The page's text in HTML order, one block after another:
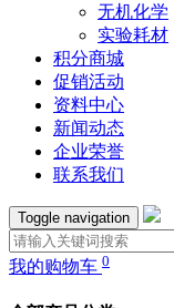
无机化学
实验耗材
积分商城
促销活动
资料中心
新闻动态
企业荣誉
联系我们
Toggle navigation
我的购物车 0